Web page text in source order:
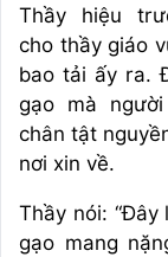
Thầy hiệu
cho thầy giáo
bao tải ấy ra.
gạo mà
chân tật
nơi xin về.
Thầy nói: “Đây
gạo mang